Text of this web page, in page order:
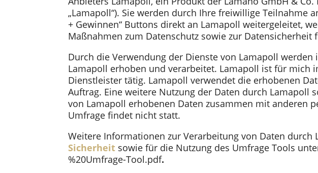
„Lamapoll“). Sie werden durch Ihre freiwillige Teilnahme
+ Gewinnen“ Buttons direkt an Lamapoll weitergeleitet,
Maßnahmen zum Datenschutz sowie zur Datensicherheit
Durch die Verwendung der Dienste von Lamapoll
Lamapoll erhoben und verarbeitet. Lamapoll ist für mich
Dienstleister tätig. Lamapoll verwendet die erhobenen
Auftrag. Eine weitere Nutzung der Daten durch Lamapoll
von Lamapoll erhobenen Daten zusammen mit anderen
Umfrage findet nicht statt.
Weitere Informationen zur Verarbeitung von Daten durch
Sicherheit sowie für die Nutzung des Umfrage Tools
%20Umfrage-Tool.pdf.